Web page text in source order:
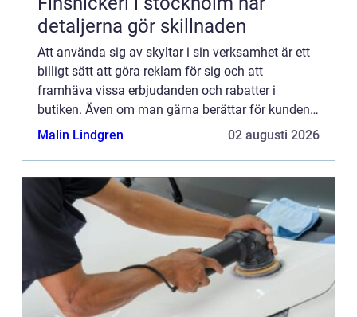
detaljerna gör skillnaden
Att använda sig av skyltar i sin verksamhet är ett
billigt sätt att göra reklam för sig och att
framhäva vissa erbjudanden och rabatter i
butiken. Även om man gärna berättar för kunden
vad som finns i...
Malin Lindgren 02 augusti 2026